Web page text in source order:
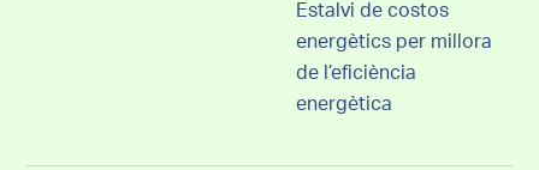
Estalvi de costos
energètics per millora
de l’eficiència
energètica